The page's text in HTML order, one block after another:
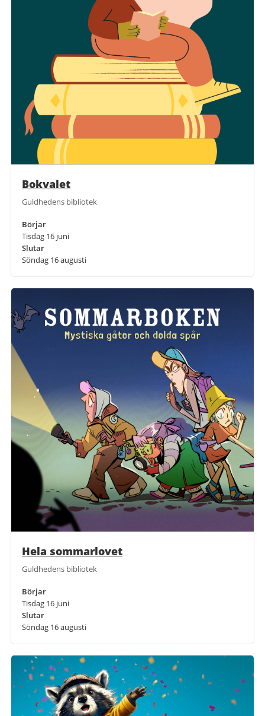
Bokvalet
Guldhedens bibliotek
Börjar
Tisdag 16 juni
Slutar
Söndag 16 augusti
Hela sommarlovet
Guldhedens bibliotek
Börjar
Tisdag 16 juni
Slutar
Söndag 16 augusti